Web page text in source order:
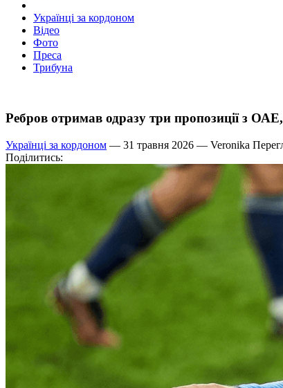
Українці за кордоном
Відео
Фото
Преса
Трибуна
Ребров отримав одразу три пропозиції з
Українці за кордоном — 31 травня 2026 — Veronika
Поділитись: